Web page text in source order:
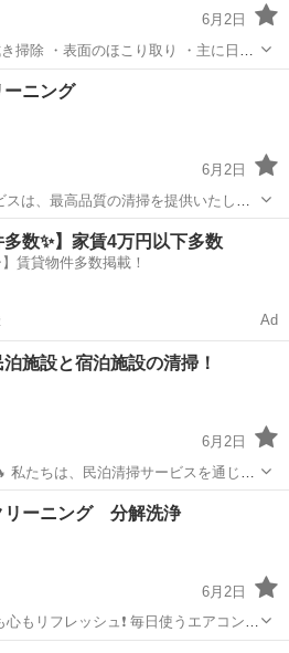
6月2日
掃除 ・表面のほこり取り ・主に日常
的少ない場合に適しています。 ・時
清掃のご案内 当
その他
ニング
6月2日
は、最高品質の清掃を提供いたしま
持つスタッフが、お客様の要望に応
床、水回
ハウスクリーニング 料金
多数✨】家賃4万円以下多数
】賃貸物件多数掲載！
Ad
施設と宿泊施設の清掃！
6月2日
ることを使命としています。清掃は
トに快適さと安心感を与える重要な
...
駅 ハウスクリーニング
リーニング 分解洗浄
6月2日
ュ❗️ 毎日使うエアコン、
も…🦠 見えない汚れがニオイやアレル